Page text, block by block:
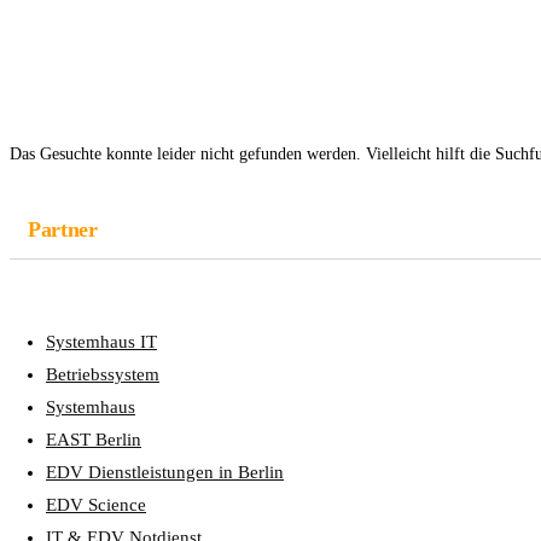
Das Gesuchte konnte leider nicht gefunden werden. Vielleicht hilft die
Partner
Systemhaus IT
Betriebssystem
Systemhaus
EAST Berlin
EDV Dienstleistungen in Berlin
EDV Science
IT & EDV Notdienst